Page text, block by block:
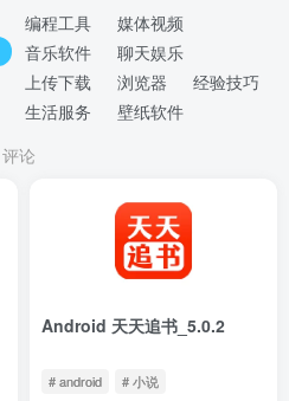
编程工具
媒体视频
音乐软件
聊天娱乐
上传下载 浏览器
经验技巧
生活服务
壁纸软件
评论
Android 天天追书_5.0.2
# android # 小说